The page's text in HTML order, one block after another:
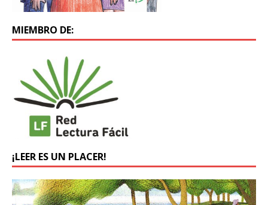
MIEMBRO DE:
¡LEER ES UN PLACER!